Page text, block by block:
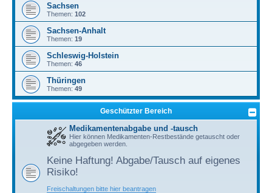
Sachsen
Themen: 102
Sachsen-Anhalt
Themen: 19
Schleswig-Holstein
Themen: 46
Thüringen
Themen: 49
Geschützter Bereich
Medikamentenabgabe und -tausch
Hier können Medikamenten-Restbestände getauscht oder
abgegeben werden.
Keine Haftung! Abgabe/Tausch auf eigenes
Risiko!
Freischaltungen bitte hier beantragen